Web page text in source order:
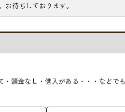
待ちしております。
頭金なし・借入がある・・・などでも